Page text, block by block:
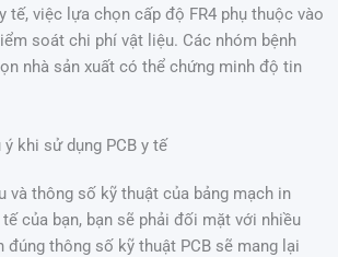
tế, việc lựa chọn cấp độ FR4 phụ thuộc vào
soát chi phí vật liệu. Các nhóm bệnh
nhà sản xuất có thể chứng minh độ tin
khi sử dụng PCB y tế
và thông số kỹ thuật của bảng mạch in
của bạn, bạn sẽ phải đối mặt với nhiều
đúng thông số kỹ thuật PCB sẽ mang lại